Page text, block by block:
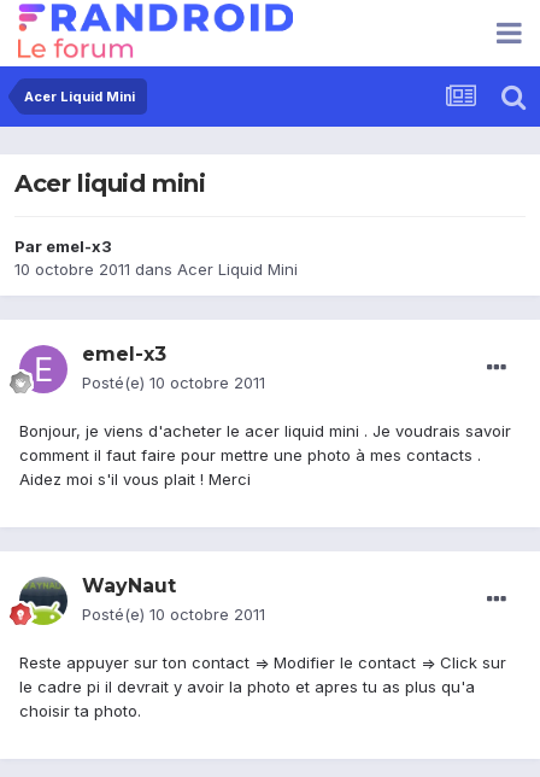
Acer Liquid Mini
Acer liquid mini
Par emel-x3
10 octobre 2011 dans Acer Liquid Mini
emel-x3
Posté(e) 10 octobre 2011
Bonjour, je viens d'acheter le acer liquid mini . Je voudrais savoir
comment il faut faire pour mettre une photo à mes contacts .
Aidez moi s'il vous plait ! Merci
WayNaut
Posté(e) 10 octobre 2011
Reste appuyer sur ton contact => Modifier le contact => Click sur
le cadre pi il devrait y avoir la photo et apres tu as plus qu'a
choisir ta photo.